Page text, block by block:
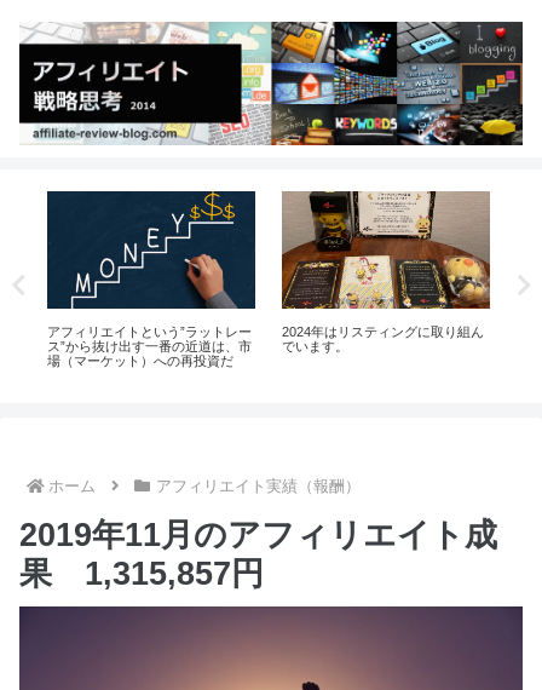
アフィリエイトという”ラットレー
ス”から抜け出す一番の近道は、市
場（マーケット）への再投資だ
2024年はリスティングに取り組ん
でいます。
ホーム アフィリエイト実績（報酬）
2019年11月のアフィリエイト成
果 1,315,857円